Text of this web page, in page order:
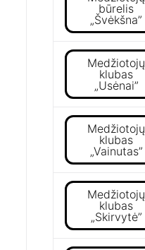
būrelis
„Švėkšna”
Medžiotojų
klubas
„Usėnai”
Medžiotojų
klubas
„Vainutas”
Medžiotojų
klubas
„Skirvytė”